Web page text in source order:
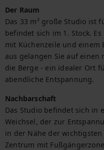
Der Raum
Das 33 m² große Studio ist
befindet sich im 1. Stock.
mit Küchenzeile und einem
aus gelangen Sie auf
die Berge - ein idealer Ort
abendliche Entspannung.
Nachbarschaft
Das Studio befindet sich in
Weichsel, der zur
in der Nähe der
Zentrum mit